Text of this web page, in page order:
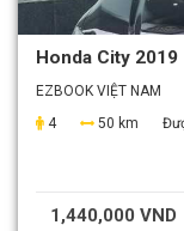
Honda City 2019
EZBOOK VIỆT NAM
4
50 km
1,440,000 VND